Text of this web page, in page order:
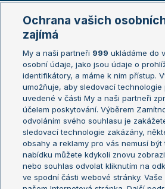
Žebříčky
Žebříček ATP (muži)
Žebříček WTA (ženy)
Sázkařský žebříček
Australian
French
Wimbledon
US Open
Turnaj
Turnaj
Aktualní trendy
Fotbalové přestupy
Ochrana vašich
zajímá
My a naši partneři 999 ukládáme do
osobní údaje, jako jsou údaje o
identifikátory, a máme k nim přístup.
umožňuje, aby sledovací
uvedené v části My a naši partneři
účelem poskytování. Výběrem
odvoláním svého souhlasu je
sledovací technologie zakázány,
obsahy a reklamy pro vás nemusí být
nabídku můžete kdykoli znovu
nebo souhlas odvolat kliknutím na
ve spodní části webové stránky.